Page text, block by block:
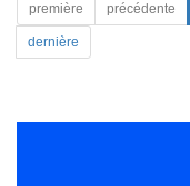
première précédente
dernière